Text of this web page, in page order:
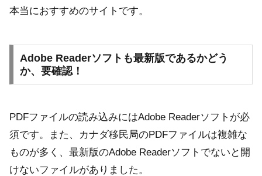
本当におすすめのサイトです。
Adobe Readerソフトも最新版であるかどう
か、要確認！
PDFファイルの読み込みにはAdobe Readerソフトが必
須です。また、カナダ移民局のPDFファイルは複雑な
ものが多く、最新版のAdobe Readerソフトでないと開
けないファイルがありました。